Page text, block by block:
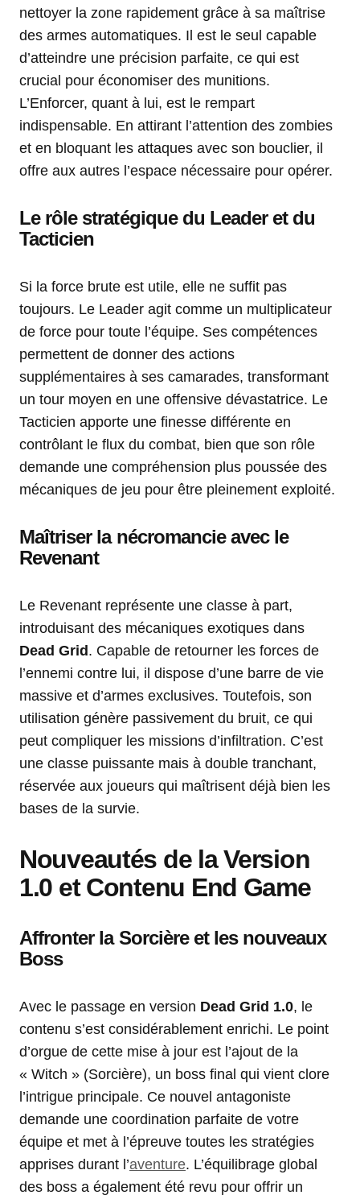
nettoyer la zone rapidement grâce à sa maîtrise
des armes automatiques. Il est le seul capable
d’atteindre une précision parfaite, ce qui est
crucial pour économiser des munitions.
L’Enforcer, quant à lui, est le rempart
indispensable. En attirant l’attention des zombies
et en bloquant les attaques avec son bouclier, il
offre aux autres l’espace nécessaire pour opérer.
Le rôle stratégique du Leader et du
Tacticien
Si la force brute est utile, elle ne suffit pas
toujours. Le Leader agit comme un multiplicateur
de force pour toute l’équipe. Ses compétences
permettent de donner des actions
supplémentaires à ses camarades, transformant
un tour moyen en une offensive dévastatrice. Le
Tacticien apporte une finesse différente en
contrôlant le flux du combat, bien que son rôle
demande une compréhension plus poussée des
mécaniques de jeu pour être pleinement exploité.
Maîtriser la nécromancie avec le
Revenant
Le Revenant représente une classe à part,
introduisant des mécaniques exotiques dans
Dead Grid . Capable de retourner les forces de
l’ennemi contre lui, il dispose d’une barre de vie
massive et d’armes exclusives. Toutefois, son
utilisation génère passivement du bruit, ce qui
peut compliquer les missions d’infiltration. C’est
une classe puissante mais à double tranchant,
réservée aux joueurs qui maîtrisent déjà bien les
bases de la survie.
Nouveautés de la Version
1.0 et Contenu End Game
Affronter la Sorcière et les nouveaux
Boss
Avec le passage en version Dead Grid 1.0, le
contenu s’est considérablement enrichi. Le point
d’orgue de cette mise à jour est l’ajout de la
« Witch » (Sorcière), un boss final qui vient clore
l’intrigue principale. Ce nouvel antagoniste
demande une coordination parfaite de votre
équipe et met à l’épreuve toutes les stratégies
apprises durant l’aventure. L’équilibrage global
des boss a également été revu pour offrir un